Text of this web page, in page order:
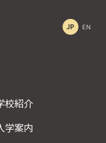
JP EN
校紹介
学案内